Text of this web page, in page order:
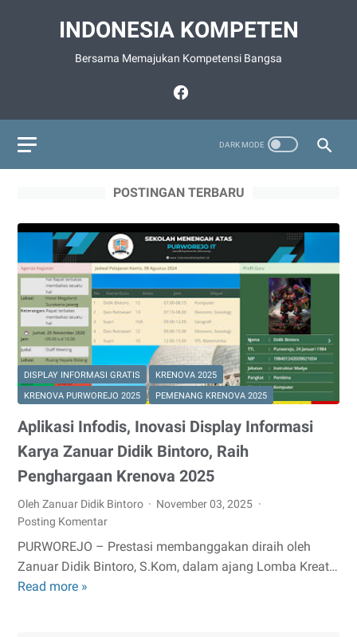
INDONESIA KOMPETEN
Bersama Memajukan Kompetensi Bangsa
POSTINGAN TERBARU
DISPLAY INFORMASI GRATIS
KRENOVA 2025
KRENOVA PURWOREJO 2025
PEMENANG KRENOVA 2025
Aplikasi Infodis, Inovasi Display Informasi
Karya Zanuar Didik Bintoro, Raih
Penghargaan Krenova 2025
Oleh Zanuar Didik Bintoro
November 03, 2025
Posting Komentar
PURWOREJO – Prestasi membanggakan diraih oleh
Zanuar Didik Bintoro, S.Kom, dalam ajang Lomba Kreat…
Read more »